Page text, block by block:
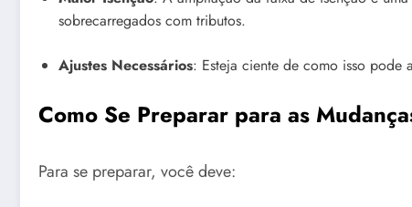
sobrecarregados com tributos.
Ajustes Necessários: Esteja ciente de como isso pode
Como Se Preparar para as
Para se preparar, você deve: